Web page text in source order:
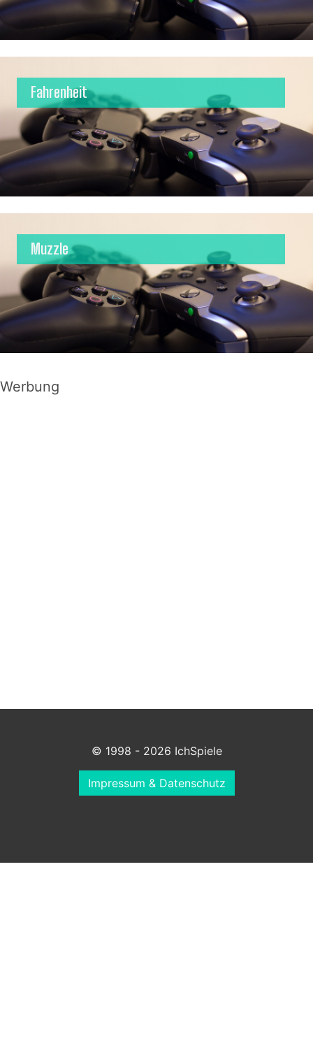
Fahrenheit
Muzzle
Werbung
© 1998 - 2026 IchSpiele
Impressum & Datenschutz